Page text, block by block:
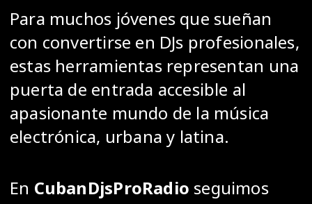
Para muchos jóvenes que sueñan
con convertirse en DJs profesionales,
estas herramientas representan una
puerta de entrada accesible al
apasionante mundo de la música
electrónica, urbana y latina.
En CubanDjsProRadio seguimos